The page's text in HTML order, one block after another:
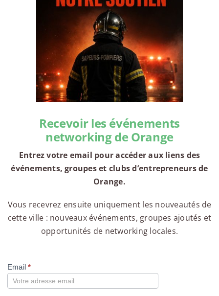
Recevoir les événements
networking de Orange
Entrez votre email pour accéder aux liens des
événements, groupes et clubs d’entrepreneurs de
Orange.
Vous recevrez ensuite uniquement les nouveautés de
cette ville : nouveaux événements, groupes ajoutés et
opportunités de networking locales.
Compte
Email*